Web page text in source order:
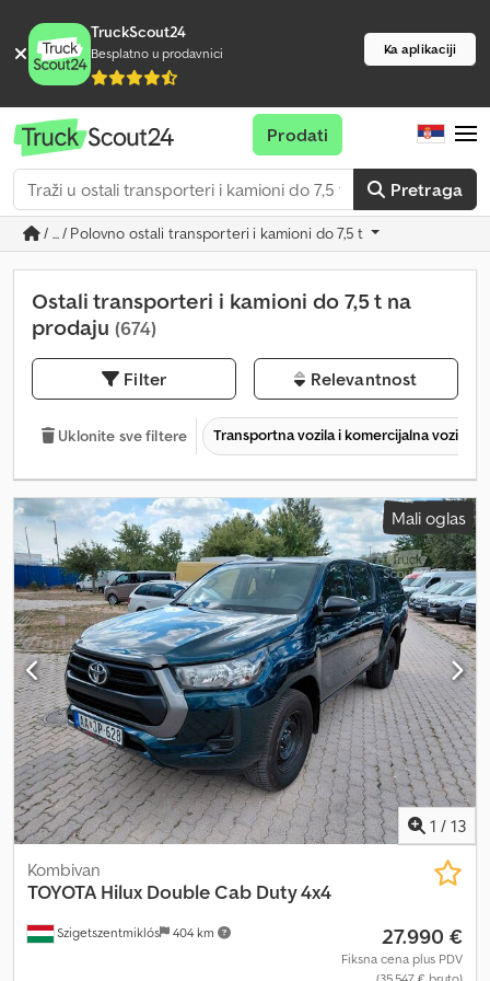
TruckScout24
Besplatno u prodavnici Ka aplikaciji
Pretraga
Prodati
/ ... / Polovno ostali transporteri i kamioni do 7,5 t
Ostali transporteri i kamioni do 7,5 t na
prodaju (674)
Filter Relevantnost
Uklonite sve filtere Transportna vozila i komercijalna vozila
Mali oglas
1 / 13
Szigetszentmiklós 404 km
Kombivan
TOYOTA Hilux Double Cab Duty 4x4
27.990 €
Fiksna cena plus PDV